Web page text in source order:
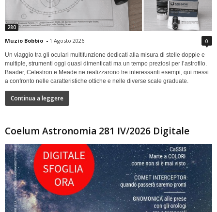
280
Muzio Bobbio - 1 Agosto 2026 0
Un viaggio tra gli oculari multifunzione dedicati alla misura di stelle doppie e
multiple, strumenti oggi quasi dimenticati ma un tempo preziosi per l’astrofilo.
Baader, Celestron e Meade ne realizzarono tre interessanti esempi, qui messi
a confronto nelle caratteristiche ottiche e nelle diverse scale graduate.
Continua a leggere
Coelum Astronomia 281 IV/2026 Digitale